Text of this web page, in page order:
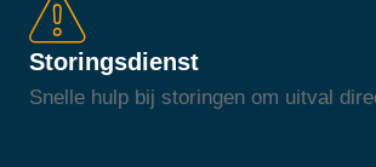
Storingsdienst
Snelle hulp bij storingen om uitval